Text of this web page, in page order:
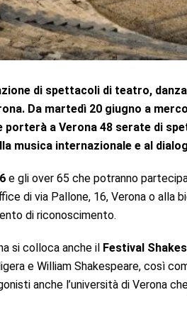
di spettacoli di teatro,
Da martedì 20 giugno a
porterà a Verona 48 serate di
musica internazionale e al
e gli over 65 che potranno
di via Pallone, 16, Verona o
di riconoscimento.
si colloca anche il Festival
e William Shakespeare, così
anche l’università di Verona